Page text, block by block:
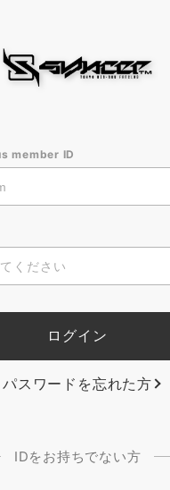
member ID
パスワードを忘れた方
IDをお持ちでない方